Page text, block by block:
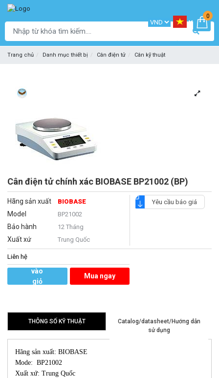
0
Trang chủ Danh mục thiết bị Cân điện tử Cân kỹ thuật
Cân điện tử chính xác BIOBASE BP21002 (BP)
Hãng sản xuất BIOBASE
Model BP21002
Bảo hành 12 Tháng
Xuất xứ Trung Quốc
Yêu cầu báo giá
Liên hệ
vào
giỏ
Mua ngay
THÔNG SỐ KỸ THUẬT
Catalog/datasheet/Hướng dẫn
sử dụng
Hãng sản xuất: BIOBASE
Mode: BP21002
Xuất xứ: Trung Quốc